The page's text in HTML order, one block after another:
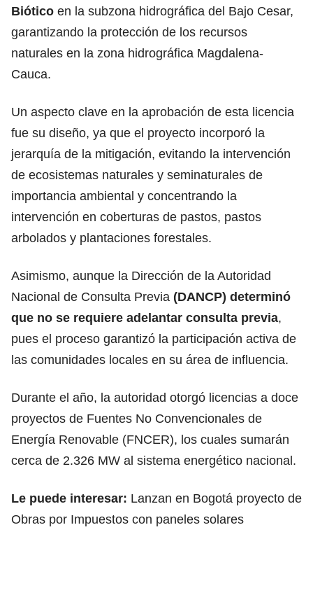
Biótico en la subzona hidrográfica del Bajo Cesar,
garantizando la protección de los recursos
naturales en la zona hidrográfica Magdalena-
Cauca.
Un aspecto clave en la aprobación de esta licencia
fue su diseño, ya que el proyecto incorporó la
jerarquía de la mitigación, evitando la intervención
de ecosistemas naturales y seminaturales de
importancia ambiental y concentrando la
intervención en coberturas de pastos, pastos
arbolados y plantaciones forestales.
Asimismo, aunque la Dirección de la Autoridad
Nacional de Consulta Previa (DANCP) determinó
que no se requiere adelantar consulta previa,
pues el proceso garantizó la participación activa de
las comunidades locales en su área de influencia.
Durante el año, la autoridad otorgó licencias a doce
proyectos de Fuentes No Convencionales de
Energía Renovable (FNCER), los cuales sumarán
cerca de 2.326 MW al sistema energético nacional.
Le puede interesar: Lanzan en Bogotá proyecto de
Obras por Impuestos con paneles solares